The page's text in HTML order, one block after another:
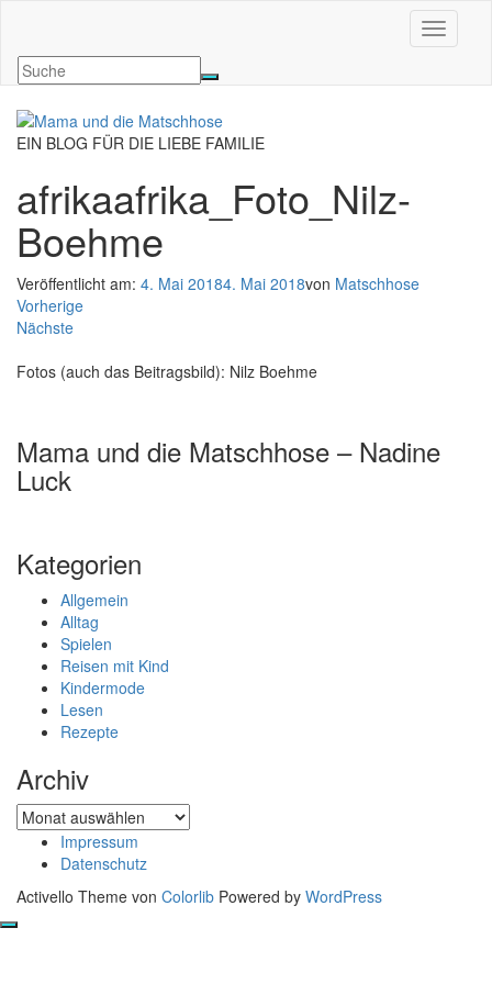
EIN BLOG FÜR DIE LIEBE FAMILIE
afrikaafrika_Foto_Nilz-
Boehme
Veröffentlicht am: 4. Mai 20184. Mai 2018von Matschhose
Vorherige
Nächste
Fotos (auch das Beitragsbild): Nilz Boehme
Mama und die Matschhose – Nadine
Luck
Kategorien
Allgemein
Alltag
Spielen
Reisen mit Kind
Kindermode
Lesen
Rezepte
Archiv
Archiv
Impressum
Datenschutz
Activello Theme von Colorlib Powered by WordPress